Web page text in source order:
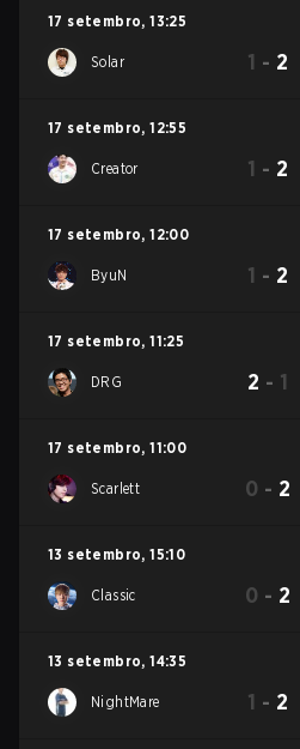
17 setembro, 13:25
Solar 1 - 2
17 setembro, 12:55
Creator 1 - 2
17 setembro, 12:00
ByuN 1 - 2
17 setembro, 11:25
DRG 2 - 1
17 setembro, 11:00
Scarlett 0 - 2
13 setembro, 15:10
Classic 0 - 2
13 setembro, 14:35
NightMare 1 - 2